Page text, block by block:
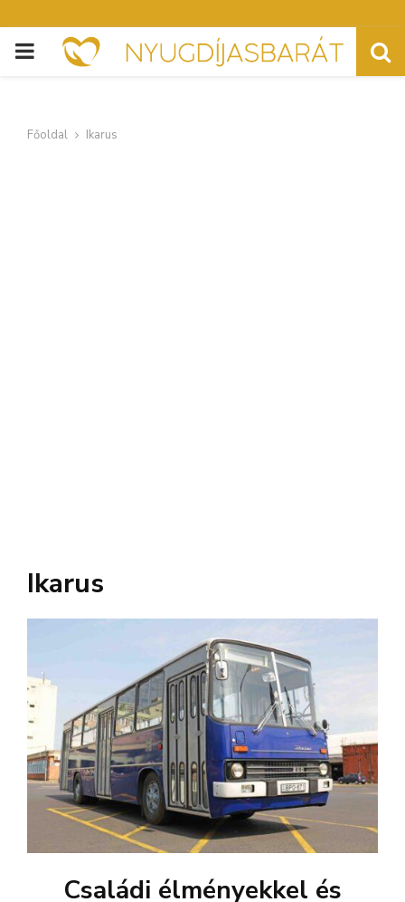
PRIMARY
Főoldal Ikarus
Ikarus
Családi élményekkel és